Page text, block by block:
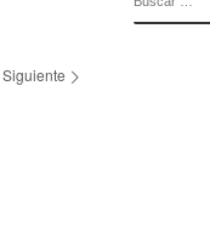
Siguiente